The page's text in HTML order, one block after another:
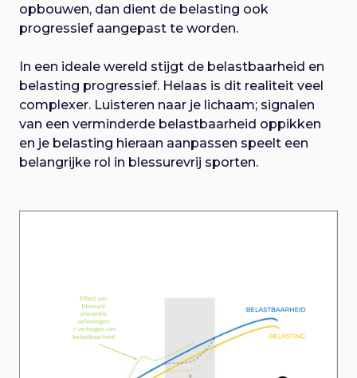
opbouwen, dan dient de belasting ook
progressief aangepast te worden.
In een ideale wereld stijgt de belastbaarheid en
belasting progressief. Helaas is dit realiteit veel
complexer. Luisteren naar je lichaam; signalen
van een verminderde belastbaarheid oppikken
en je belasting hieraan aanpassen speelt een
belangrijke rol in blessurevrij sporten.